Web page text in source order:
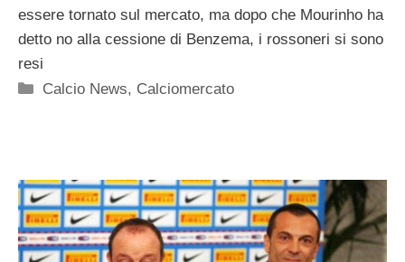
essere tornato sul mercato, ma dopo che Mourinho ha
detto no alla cessione di Benzema, i rossoneri si sono
resi
Categorie
Calcio News, Calciomercato